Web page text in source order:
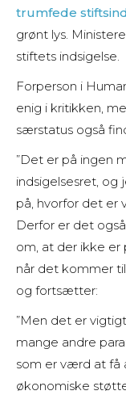
trumfede
grønt lys.
stiftets indsigelse.
Forperson i
enig i kritikken,
særstatus også
”Det er på ingen
indsigelsesret, og
på, hvorfor det er
Derfor er det
om, at der ikke er
når det kommer
og fortsætter:
”Men det er
mange andre
som er værd at få
økonomiske